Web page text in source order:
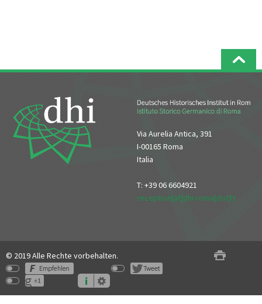
Via Aurelia Antica, 391
I-00165 Roma
Italia
T: +39 06 6604921
reception[at]dhi-roma[dot]it
© 2019 Alle Rechte vorbehalten.